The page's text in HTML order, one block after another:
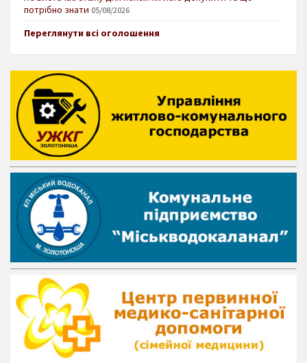
потрібно знати 05/08/2026
Переглянути всі оголошення